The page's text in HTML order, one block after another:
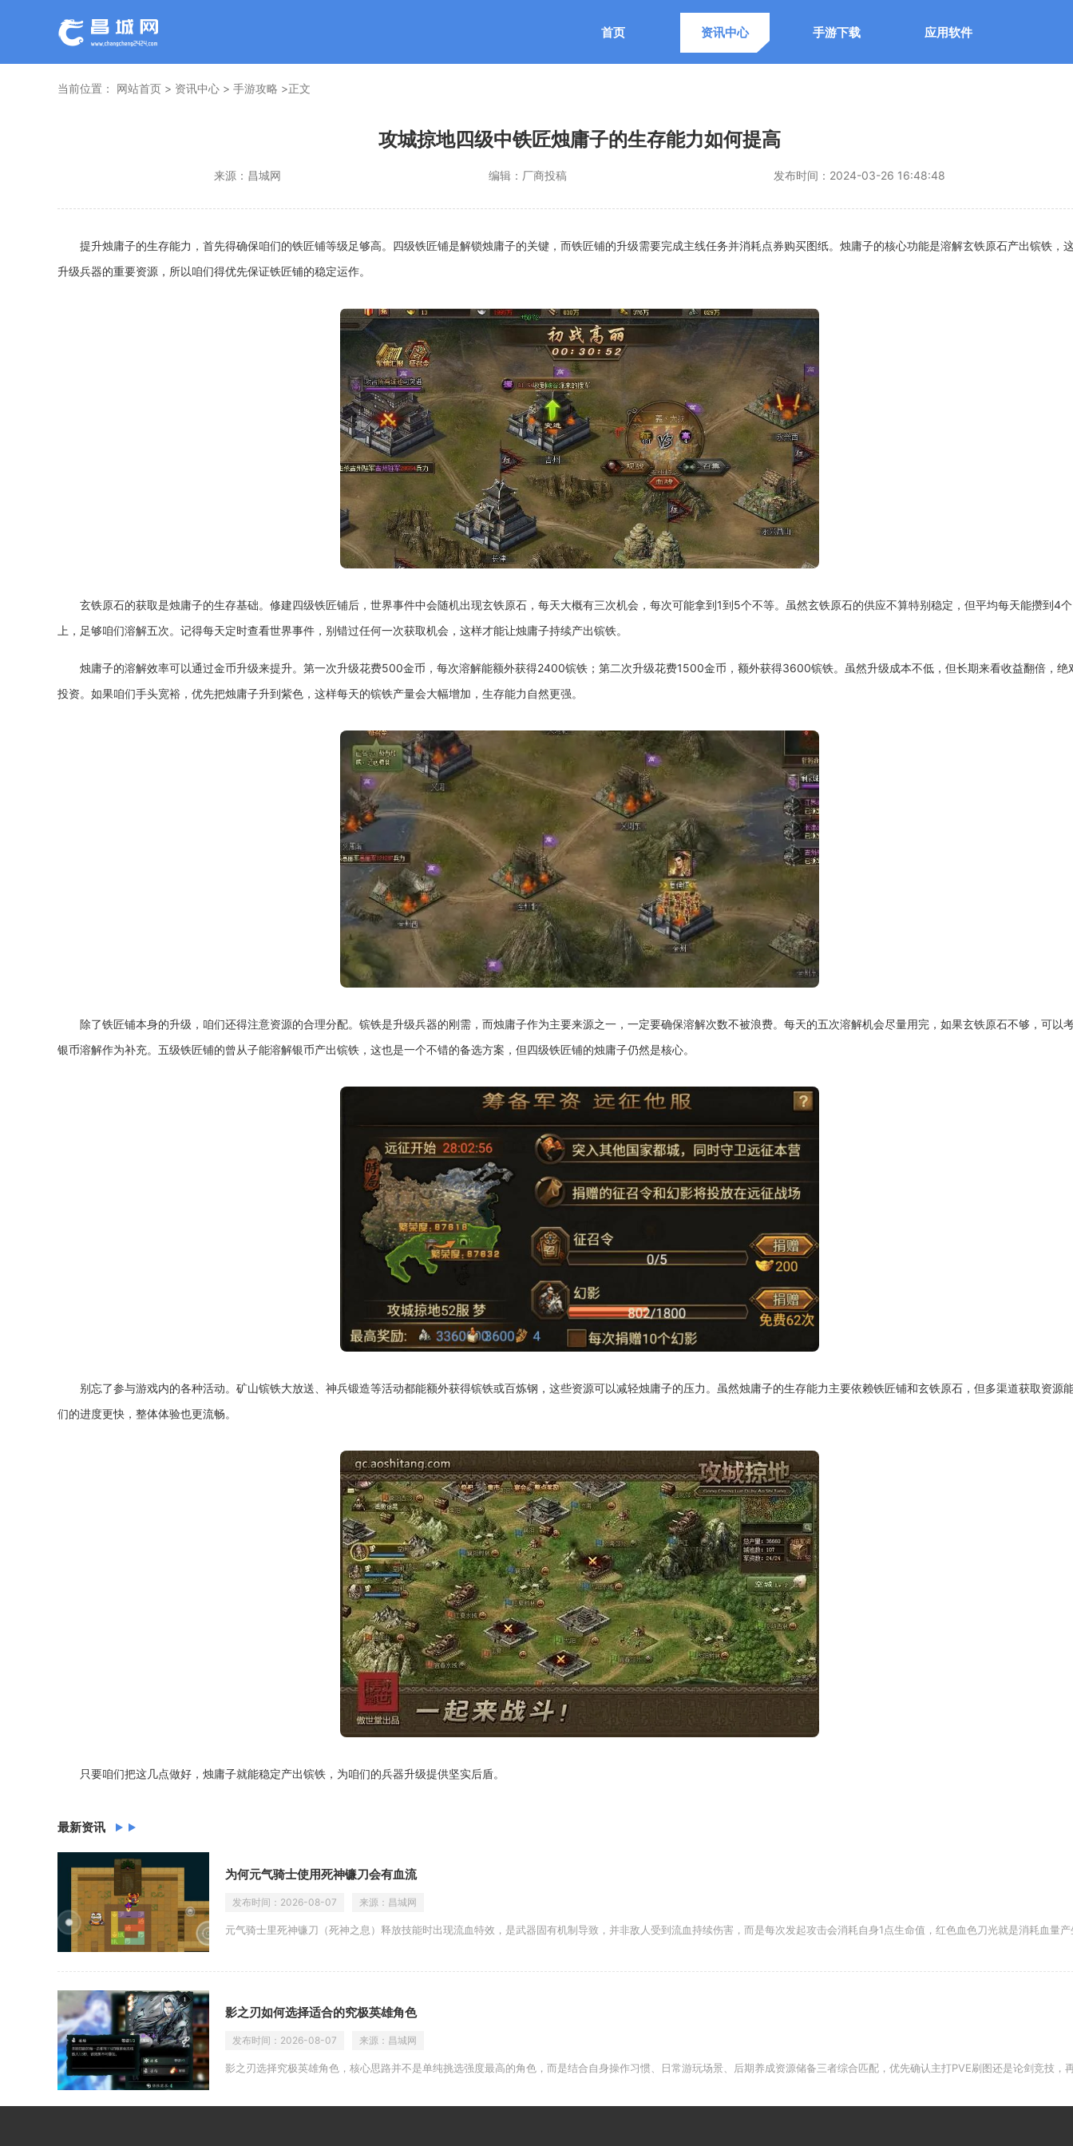
首页 资讯中心 手游下载 应用软件
当前位置： 网站首页 > 资讯中心 > 手游攻略 >正文
攻城掠地四级中铁匠烛庸子的生存能力如何提高
来源： 昌城网 编辑： 厂商投稿 发布时间： 2024-03-26 16:48:48
提升烛庸子的生存能力，首先得确保咱们的铁匠铺等级足够高。四级铁匠铺是解锁烛庸子的关键，而铁匠铺的升级需要完成主线任务并消耗点券购买图纸。烛庸子的核心功能是溶解玄铁原石产出镔铁，
升级兵器的重要资源，所以咱们得优先保证铁匠铺的稳定运作。
玄铁原石的获取是烛庸子的生存基础。修建四级铁匠铺后，世界事件中会随机出现玄铁原石，每天大概有三次机会，每次可能拿到1到5个不等。虽然玄铁原石的供应不算特别稳定，但平均每天能攒到4
上，足够咱们溶解五次。记得每天定时查看世界事件，别错过任何一次获取机会，这样才能让烛庸子持续产出镔铁。
烛庸子的溶解效率可以通过金币升级来提升。第一次升级花费500金币，每次溶解能额外获得2400镔铁；第二次升级花费1500金币，额外获得3600镔铁。虽然升级成本不低，但长期来看收益翻倍，绝
投资。如果咱们手头宽裕，优先把烛庸子升到紫色，这样每天的镔铁产量会大幅增加，生存能力自然更强。
除了铁匠铺本身的升级，咱们还得注意资源的合理分配。镔铁是升级兵器的刚需，而烛庸子作为主要来源之一，一定要确保溶解次数不被浪费。每天的五次溶解机会尽量用完，如果玄铁原石不够，可以
银币溶解作为补充。五级铁匠铺的曾从子能溶解银币产出镔铁，这也是一个不错的备选方案，但四级铁匠铺的烛庸子仍然是核心。
别忘了参与游戏内的各种活动。矿山镔铁大放送、神兵锻造等活动都能额外获得镔铁或百炼钢，这些资源可以减轻烛庸子的压力。虽然烛庸子的生存能力主要依赖铁匠铺和玄铁原石，但多渠道获取资源
们的进度更快，整体体验也更流畅。
只要咱们把这几点做好，烛庸子就能稳定产出镔铁，为咱们的兵器升级提供坚实后盾。
最新资讯
为何元气骑士使用死神镰刀会有血流
发布时间： 2026-08-07 来源： 昌城网
元气骑士里死神镰刀（死神之息）释放技能时出现流血特效，是武器固有机制导致，并非敌人受到流血持续伤害，而是每次发起攻击会消耗自身1点生命值，红色血色刀光就是消耗血量
影之刃如何选择适合的究极英雄角色
发布时间： 2026-08-07 来源： 昌城网
影之刃选择究极英雄角色，核心思路并不是单纯挑选强度最高的角色，而是结合自身操作习惯、日常游玩场景、后期养成资源储备三者综合匹配，优先确认主打PVE刷图还是论剑竞技，